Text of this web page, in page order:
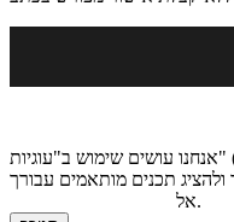
אנחנו עושים שימוש ב"עוגיות" (cookies) על מנת לאפשר תפקוד תקין
אל.